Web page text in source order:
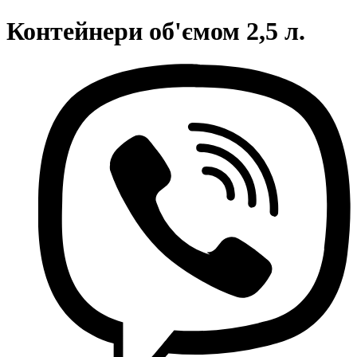
Контейнери об'ємом 2,5 л.